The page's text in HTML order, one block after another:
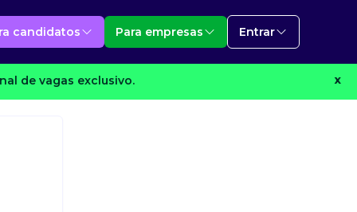
candidatos Para empresas Entrar
de vagas exclusivo. X